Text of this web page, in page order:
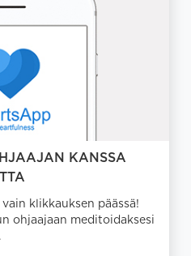
KANSSA
klikkauksen päässä!
ohjaajaan meditoidaksesi